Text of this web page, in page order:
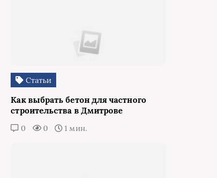
Статьи
Как выбрать бетон для частного
строительства в Дмитрове
0 0 1 мин.